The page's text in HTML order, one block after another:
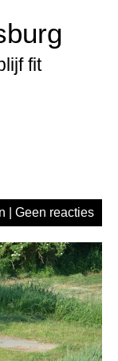
fit
Geen reacties